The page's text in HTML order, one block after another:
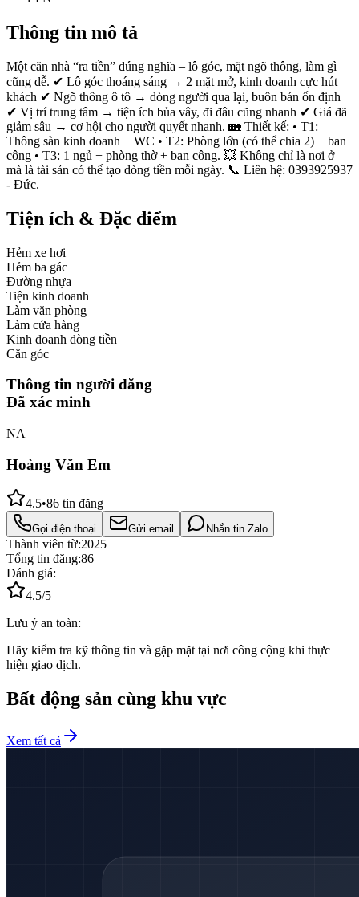
Thông tin mô tả
Một căn nhà “ra tiền” đúng nghĩa – lô góc, mặt ngõ thông, làm gì
cũng dễ. ✔ Lô góc thoáng sáng → 2 mặt mở, kinh doanh cực hút
khách ✔ Ngõ thông ô tô → dòng người qua lại, buôn bán ổn định
✔ Vị trí trung tâm → tiện ích bủa vây, đi đâu cũng nhanh ✔ Giá đã
giảm sâu → cơ hội cho người quyết nhanh. 🏡 Thiết kế: • T1:
Thông sàn kinh doanh + WC • T2: Phòng lớn (có thể chia 2) + ban
công • T3: 1 ngủ + phòng thờ + ban công. 💥 Không chỉ là nơi ở –
mà là tài sản có thể tạo dòng tiền mỗi ngày. 📞 Liên hệ: 0393925937
- Đức.
Tiện ích & Đặc điểm
Hẻm xe hơi
Hẻm ba gác
Đường nhựa
Tiện kinh doanh
Làm văn phòng
Làm cửa hàng
Kinh doanh dòng tiền
Căn góc
Thông tin người đăng
Đã xác minh
NA
Hoàng Văn Em
4.5•86 tin đăng
Gọi điện thoại Gửi email Nhắn tin Zalo
Thành viên từ:2025
Tổng tin đăng:86
Đánh giá:
4.5/5
Lưu ý an toàn:
Hãy kiểm tra kỹ thông tin và gặp mặt tại nơi công cộng khi thực
hiện giao dịch.
Bất động sản cùng khu vực
Xem tất cả